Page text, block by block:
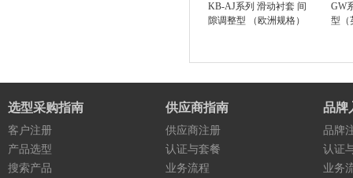
KB-AJ系列 滑动衬套 间
隙调整型 （欧洲规格）
GW
型（
选型采购指南
客户注册
产品选型
搜索产品
供应商指南
供应商注册
认证与套餐
业务流程
品牌
品牌
认证
业务